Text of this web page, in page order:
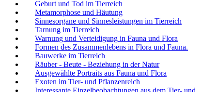
Geburt und Tod im Tierreich
Metamorphose und Häutung
Sinnesorgane und Sinnesleistungen im Tierreich
Tarnung im Tierreich
Warnung und Verteidigung in Fauna und Flora
Formen des Zusammenlebens in Flora und Fauna.
Bauwerke im Tierreich
Räuber - Beute - Beziehung in der Natur
Ausgewählte Portraits aus Fauna und Flora
Exoten im Tier- und Pflanzenreich
Interessante Einzelbeobachtungen aus dem Tier- und